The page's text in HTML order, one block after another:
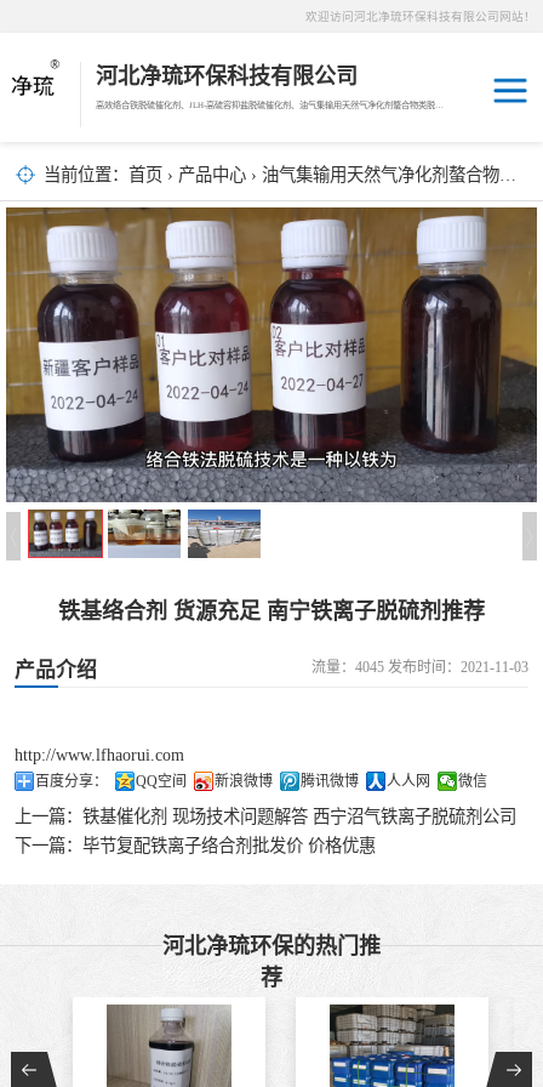
欢迎访问河北净琉环保科技有限公司网站！
河北净琉环保科技有限公司
高效络合铁脱硫催化剂、JLH-高硫容抑盐脱硫催化剂、油气集输用天然气净化剂螯合物类脱硫剂，液相氧化还原脱硫催化剂、液相氧化还原脱硫补充剂、液相氧化还原脱硫溶液分散剂、JL-12活化MDEA脱碳剂、JL-14深度脱碳剂、沼气脱硫剂、焦油破乳剂
当前位置： 首页 › 产品中心 › 油气集输用天然气净化剂螯合物类脱硫剂
铁基络合剂 货源充足 南宁铁离子脱硫剂推荐
产品介绍 流量：4045 发布时间：2021-11-03
http://www.lfhaorui.com
百度分享： QQ空间 新浪微博 腾讯微博 人人网 微信
上一篇： 铁基催化剂 现场技术问题解答 西宁沼气铁离子脱硫剂公司
下一篇： 毕节复配铁离子络合剂批发价 价格优惠
河北净琉环保的热门推
荐
天然气脱碳剂
沼气脱硫剂
焦化煤气脱硫剂
络合铁脱硫催化
天然气脱硫剂
羰基硫脱除催化
剂
高硫容抑盐脱硫
气净化剂螯合物
类脱硫剂
硫酸锰系复合型
催化剂